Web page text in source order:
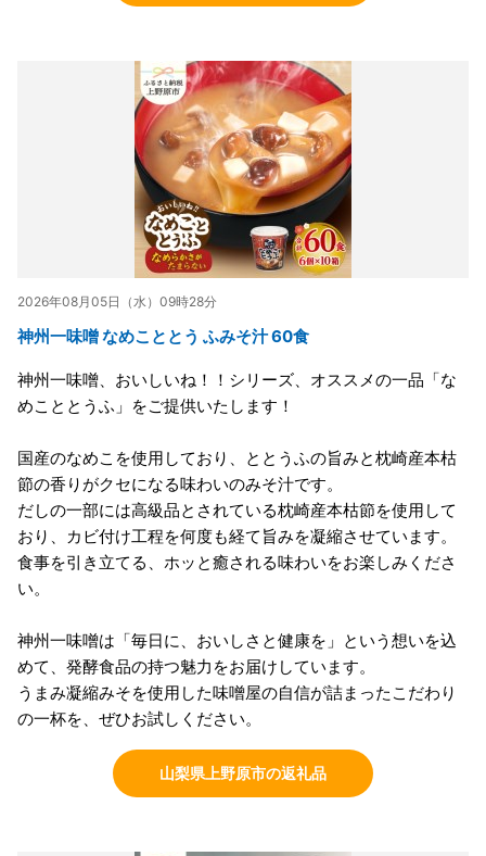
2026年08月05日（水）09時28分
神州一味噌 なめこととう ふみそ汁 60食
神州一味噌、おいしいね！！シリーズ、オススメの一品「な
めこととうふ」をご提供いたします！
国産のなめこを使用しており、ととうふの旨みと枕崎産本枯
節の香りがクセになる味わいのみそ汁です。
だしの一部には高級品とされている枕崎産本枯節を使用して
おり、カビ付け工程を何度も経て旨みを凝縮させています。
食事を引き立てる、ホッと癒される味わいをお楽しみくださ
い。
神州一味噌は「毎日に、おいしさと健康を」という想いを込
めて、発酵食品の持つ魅力をお届けしています。
うまみ凝縮みそを使用した味噌屋の自信が詰まったこだわり
の一杯を、ぜひお試しください。
山梨県上野原市の返礼品